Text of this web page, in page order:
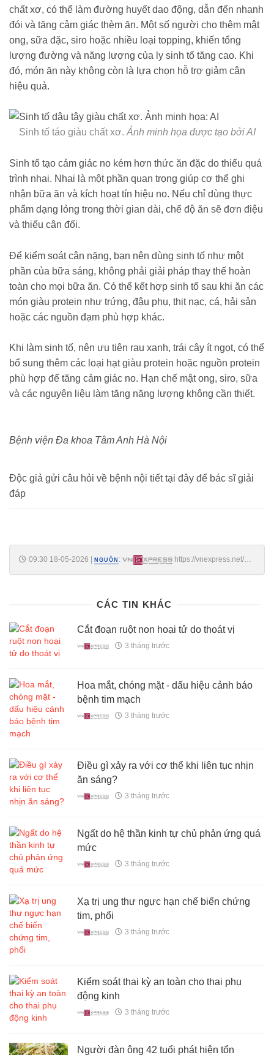
chất xơ, có thể làm đường huyết dao động, dẫn đến nhanh
đói và tăng cảm giác thèm ăn. Một số người cho thêm mật
ong, sữa đặc, siro hoặc nhiều loại topping, khiến tổng
lượng đường và năng lượng của ly sinh tố tăng cao. Khi
đó, món ăn này không còn là lựa chọn hỗ trợ giảm cân
hiệu quả.
Sinh tố táo giàu chất xơ. Ảnh minh họa được tạo bởi AI
Sinh tố tạo cảm giác no kém hơn thức ăn đặc do thiếu quá
trình nhai. Nhai là một phần quan trọng giúp cơ thể ghi
nhận bữa ăn và kích hoạt tín hiệu no. Nếu chỉ dùng thực
phẩm dạng lỏng trong thời gian dài, chế độ ăn sẽ đơn điệu
và thiếu cân đối.
Để kiểm soát cân nặng, bạn nên dùng sinh tố như một
phần của bữa sáng, không phải giải pháp thay thế hoàn
toàn cho mọi bữa ăn. Có thể kết hợp sinh tố sau khi ăn các
món giàu protein như trứng, đậu phụ, thịt nạc, cá, hải sản
hoặc các nguồn đạm phù hợp khác.
Khi làm sinh tố, nên ưu tiên rau xanh, trái cây ít ngọt, có thể
bổ sung thêm các loại hạt giàu protein hoặc nguồn protein
phù hợp để tăng cảm giác no. Hạn chế mật ong, siro, sữa
và các nguyên liệu làm tăng năng lượng không cần thiết.
Bệnh viện Đa khoa Tâm Anh Hà Nội
Độc giả gửi câu hỏi về bệnh nội tiết tại đây để bác sĩ giải
đáp
09:30 18-05-2026 NGUỒN :
https://vnexpress.net/co-
CÁC TIN KHÁC
Cắt đoạn ruột non hoại tử do thoát vị
3 tháng trước
Hoa mắt, chóng mặt - dấu hiệu cảnh báo
bệnh tim mạch
3 tháng trước
Điều gì xảy ra với cơ thể khi liên tục nhịn
ăn sáng?
3 tháng trước
Ngất do hệ thần kinh tự chủ phản ứng quá
mức
3 tháng trước
Xạ trị ung thư ngực hạn chế biến chứng
tim, phổi
3 tháng trước
Kiểm soát thai kỳ an toàn cho thai phụ
động kinh
3 tháng trước
Người đàn ông 42 tuổi phát hiện tổn